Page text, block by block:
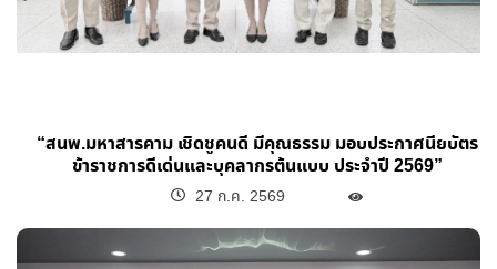
“สนพ.มหาสารคาม เชิดชูคนดี มีคุณธรรม มอบประกาศนียบัตร
ข้าราชการดีเด่นและบุคลากรต้นแบบ ประจำปี 2569”
27 ก.ค. 2569